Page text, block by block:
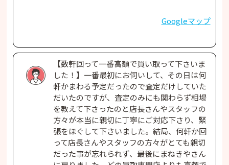
Googleマップ
【数軒回って一番高額で買い取って下さいま
した！】一番最初にお伺いして、その日は何
軒かまわる予定だったので査定だけしていた
だいたのですが、査定のみにも関わらず相場
を教えて下さったのと店長さんやスタッフの
方々が本当に親切に丁寧にご対応下さり、緊
張をほぐして下さいました。結局、何軒か回
って店長さんやスタッフの方々がとても親切
だった事が忘れられず、最後にまねきやさん